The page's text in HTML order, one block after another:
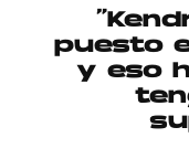
puesto
y eso